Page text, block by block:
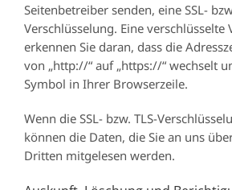
Seitenbetreiber senden, eine SSL-
Verschlüsselung. Eine verschlüsselte
erkennen Sie daran, dass die
von „http://“ auf „https://“ wechselt
Symbol in Ihrer Browserzeile.
Wenn die SSL- bzw. TLS-
können die Daten, die Sie an uns
Dritten mitgelesen werden.